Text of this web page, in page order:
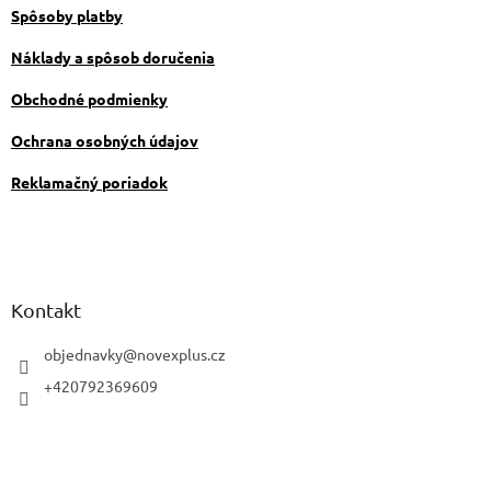
Spôsoby platby
Náklady a spôsob doručenia
Obchodné podmienky
Ochrana osobných údajov
Reklamačný poriadok
Kontakt
objednavky@novexplus.cz
+420792369609